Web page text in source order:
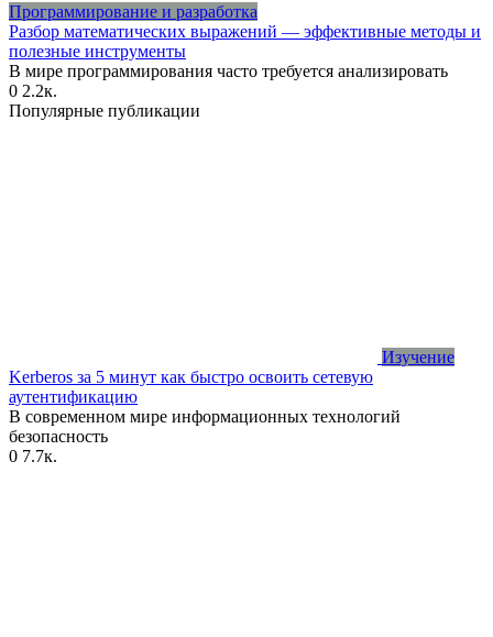
Программирование и разработка
Разбор математических выражений — эффективные методы и
полезные инструменты
В мире программирования часто требуется анализировать
0 2.2к.
Популярные публикации
Изучение
Kerberos за 5 минут как быстро освоить сетевую
аутентификацию
В современном мире информационных технологий
безопасность
0 7.7к.